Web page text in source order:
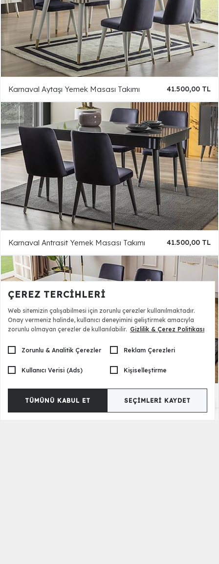
Karnaval Aytaşı Yemek Masası Takımı 41.500,00 TL
Karnaval Antrasit Yemek Masası Takımı 41.500,00 TL
Argemon Yemek Masası Takımı - Aytaşı 45.500,00 TL
ÇEREZ TERCIHLERI
Web sitemizin çalışabilmesi için zorunlu çerezler kullanılmaktadır.
Onay vermeniz halinde, kullanıcı deneyimini geliştirmek amacıyla
zorunlu olmayan çerezler de kullanılabilir. Gizlilik & Çerez Politikası
Zorunlu & Analitik Çerezler Reklam Çerezleri
Kullanıcı Verisi (Ads) Kişiselleştirme
TÜMÜNÜ KABUL ET SEÇIMLERI KAYDET